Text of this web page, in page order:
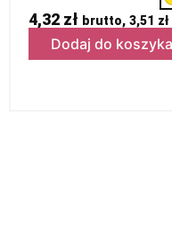
4,32 zł brutto, 3,51 zł
Dodaj do koszyka